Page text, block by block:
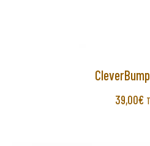
39,00€